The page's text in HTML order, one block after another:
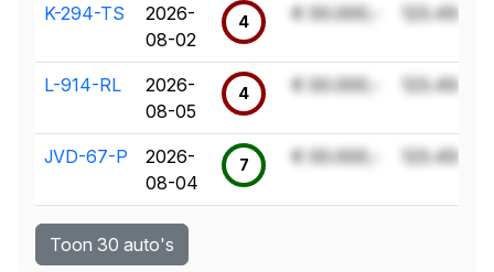
K-294-TS
2026-
08-02
4 € 00.000,- 123.456 km
L-914-RL
2026-
08-05
4 € 00.000,- 123.456 km
JVD-67-P
2026-
08-04
7 € 00.000,- 123.456 km
Toon 30 auto's